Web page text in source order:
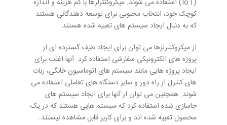
(IoT) استفاده می شوند. میکروکنترلرها با کم هزینه و اندازه
کوچک خود، انتخاب محبوبی برای توسعه دهندگانی هستند
که به دنبال ایجاد سیستم های تعبیه شده هستند.
از میکروکنترلرها می توان برای ایجاد طیف گسترده ای از
پروژه های الکترونیکی سفارشی استفاده کرد. آنها اغلب برای
ایجاد پروژه هایی مانند سیستم های اتوماسیون خانگی، ربات
های کنترل از راه دور و سایر دستگاه های تعاملی استفاده می
شوند. همچنین می توان از آنها برای ایجاد سیستم های
جاسازی شده استفاده کرد که سیستم هایی هستند که در یک
محصول تعبیه شده اند و برای کاربر قابل مشاهده نیستند.